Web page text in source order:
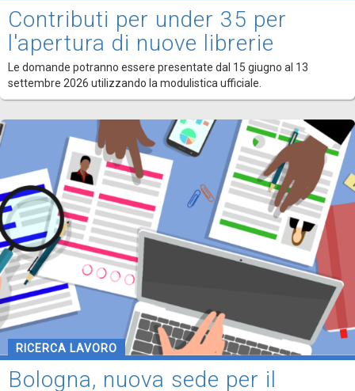
Contributi per under 35 per
l'apertura di nuove librerie
Le domande potranno essere presentate dal 15 giugno al 13
settembre 2026 utilizzando la modulistica ufficiale.
RICERCA LAVORO
Bologna, nuova sede per il